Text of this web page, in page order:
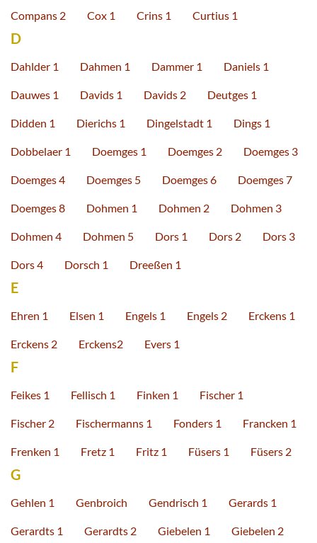
Compans 2 Cox 1 Crins 1 Curtius 1
D
Dahlder 1 Dahmen 1 Dammer 1 Daniels 1
Dauwes 1 Davids 1 Davids 2 Deutges 1
Didden 1 Dierichs 1 Dingelstadt 1 Dings 1
Dobbelaer 1 Doemges 1 Doemges 2 Doemges 3
Doemges 4 Doemges 5 Doemges 6 Doemges 7
Doemges 8 Dohmen 1 Dohmen 2 Dohmen 3
Dohmen 4 Dohmen 5 Dors 1 Dors 2 Dors 3
Dors 4 Dorsch 1 Dreeßen 1
E
Ehren 1 Elsen 1 Engels 1 Engels 2 Erckens 1
Erckens 2 Erckens2 Evers 1
F
Feikes 1 Fellisch 1 Finken 1 Fischer 1
Fischer 2 Fischermanns 1 Fonders 1 Francken 1
Frenken 1 Fretz 1 Fritz 1 Füsers 1 Füsers 2
G
Gehlen 1 Genbroich Gendrisch 1 Gerards 1
Gerardts 1 Gerardts 2 Giebelen 1 Giebelen 2